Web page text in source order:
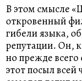
В этом смысле
откровенный
гибели языка,
репутации. Он,
но прежде
этот посыл всей